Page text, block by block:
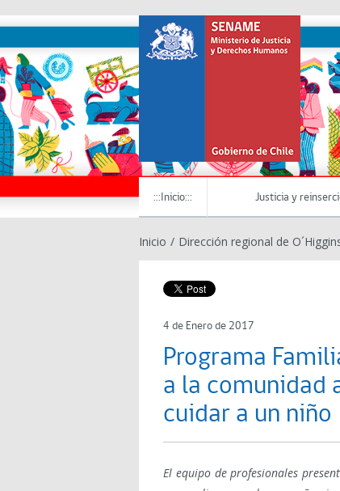
:::Inicio::: Justicia y
Inicio / Dirección regional de
4 de Enero de 2017
Programa
a la comunidad
cuidar a un niño
El equipo de profesionales